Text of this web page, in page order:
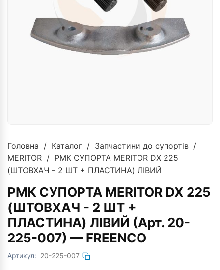
Головна / Каталог / Запчастини до супортів /
MERITOR / РМК СУПОРТА MERITOR DX 225
(ШТОВХАЧ – 2 ШТ + ПЛАСТИНА) ЛІВИЙ
РМК СУПОРТА MERITOR DX 225
(ШТОВХАЧ - 2 ШТ +
ПЛАСТИНА) ЛІВИЙ (Арт. 20-
225-007) — FREENCO
Артикул: 20-225-007